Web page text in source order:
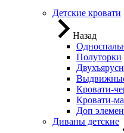
Детские кровати
Назад
Полуторки
Кровати-
Кровати-
Доп
Диваны детские